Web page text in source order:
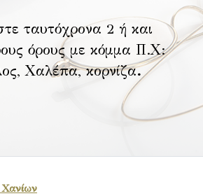
ταυτόχρονα 2 ή και
όρους με κόμμα Π.Χ:
Χαλέπα, κορνίζα.
Χανίων